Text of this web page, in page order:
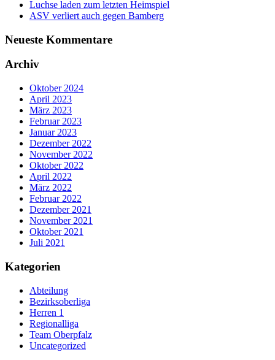
Luchse laden zum letzten Heimspiel
ASV verliert auch gegen Bamberg
Neueste Kommentare
Archiv
Oktober 2024
April 2023
März 2023
Februar 2023
Januar 2023
Dezember 2022
November 2022
Oktober 2022
April 2022
März 2022
Februar 2022
Dezember 2021
November 2021
Oktober 2021
Juli 2021
Kategorien
Abteilung
Bezirksoberliga
Herren 1
Regionalliga
Team Oberpfalz
Uncategorized